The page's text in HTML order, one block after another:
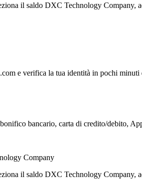
il saldo DXC Technology Company,
e verifica la tua identità in pochi minuti
bancario, carta di credito/debito,
Company
il saldo DXC Technology Company,